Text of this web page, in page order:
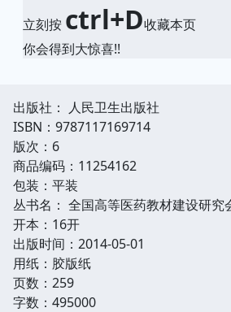
立刻按 ctrl+D收藏本页
你会得到大惊喜!!
出版社： 人民卫生出版社
ISBN：9787117169714
版次：6
商品编码：11254162
包装：平装
丛书名： 全国高等医药教材建设研究
开本：16开
出版时间：2014-05-01
用纸：胶版纸
页数：259
字数：495000